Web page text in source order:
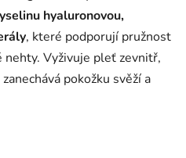
hyaluronovou,
, které podporují pružnost
nehty. Vyživuje pleť zevnitř,
pokožku svěží a